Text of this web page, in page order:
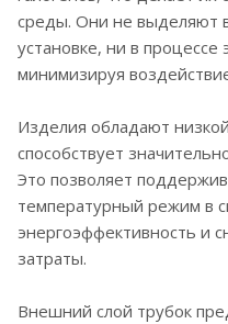
среды. Они не выделяют
установке, ни в
минимизируя
Изделия обладают
способствует
Это позволяет
температурный режим в
энергоэффективность и
затраты.
Внешний слой трубок